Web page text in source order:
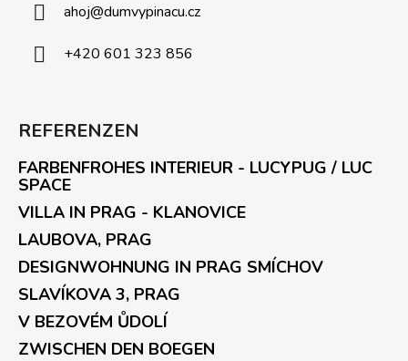
ahoj@dumvypinacu.cz
+420 601 323 856
REFERENZEN
FARBENFROHES INTERIEUR - LUCYPUG / LUC
SPACE
VILLA IN PRAG - KLANOVICE
LAUBOVA, PRAG
DESIGNWOHNUNG IN PRAG SMÍCHOV
SLAVÍKOVA 3, PRAG
V BEZOVÉM ŮDOLÍ
ZWISCHEN DEN BOEGEN